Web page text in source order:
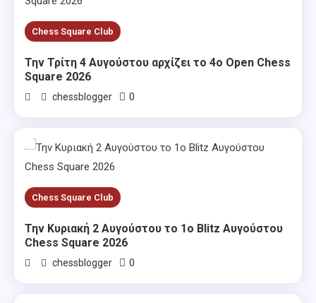
Chess Square Club
Την Τρίτη 4 Αυγούστου αρχίζει το 4ο Open Chess
Square 2026
chessblogger 0
Chess Square Club
Την Κυριακή 2 Αυγούστου το 1ο Blitz Αυγούστου
Chess Square 2026
chessblogger 0